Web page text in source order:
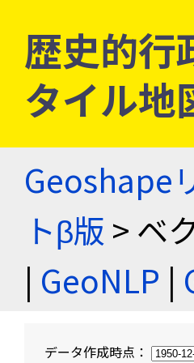
歴史的行
タイル
Geoshape
トβ版 > ベ
| GeoNLP |
データ作成時点：